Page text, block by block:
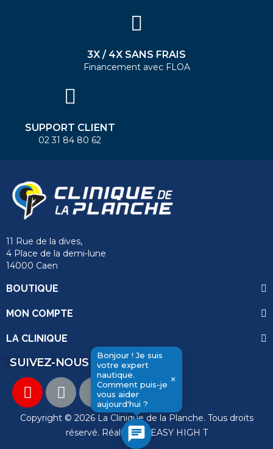
Bonjour ! Je suis
votre expert
nautique.
Comment puis-je
vous aider
aujourd'hui ?
×
chat
3X / 4X SANS FRAIS
Financement avec FLOA
SUPPORT CLIENT
02 31 84 80 62
11 Rue de la dives,
4 Place de la demi-lune
14000 Caen
BOUTIQUE
MON COMPTE
LA CLINIQUE
SUIVEZ-NOUS
Copyright © 2026 La Clinique de la Planche. Tous droits
réservé. Réalisation EASY HIGH T